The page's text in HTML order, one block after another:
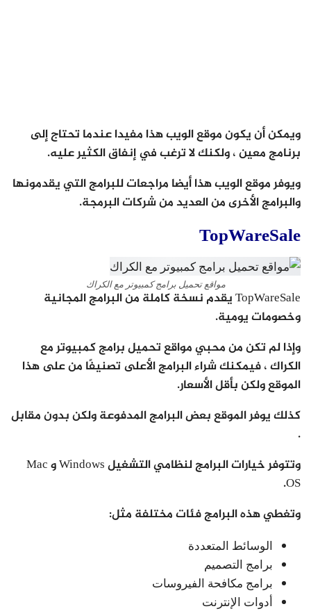
ويمكن أن يكون موقع الويب هذا مفيدا عندما تحتاج إلى
برنامج معين ، ولكنك لا ترغب في إنفاق الكثير عليه.
ويوفر موقع الويب هذا أيضا مراجعات للبرامج التي يقدمونها
والبرامج الأخرى من العديد من شركات البرمجة.
TopWareSale
مواقع تحميل برامج كمبيوتر مع الكراك
TopWareSale يقدم نسخة كاملة من البرامج المجانية
وخصومات يومية.
وإذا لم تكن من محبي مواقع تحميل برامج كمبيوتر مع
الكراك ، فيمكنك شراء البرامج الأعلى تصنيفًا من على هذا
الموقع ولكن بأقل الأسعار.
كذلك يوفر الموقع بعض البرامج المدفوعة ولكن بدون مقابل
.
وتتوفر خيارات البرامج لنظامي التشغيل Windows و Mac
OS.
وتغطي هذه البرامج فئات مختلفة مثل:
الوسائط المتعددة
برامج التصميم
برامج مكافحة الفيروسات
أدوات الإنترنت